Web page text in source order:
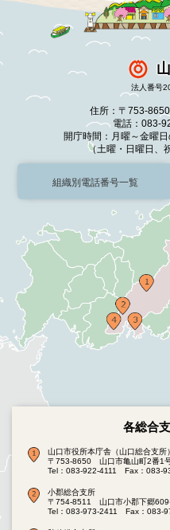
法人番号
住所：〒753-
電話：083-
開庁時間：月曜～金曜
（土曜・日曜日、
組織別電話番号一覧
各総合
山口市役所本庁舎（山口総合支所）
〒753-8650 山口市亀山町2番1
Tel：083-922-4111
Fax：083-
小郡総合支所
〒754-8511 山口市小郡下郷609
Tel：083-973-2411
Fax：083-